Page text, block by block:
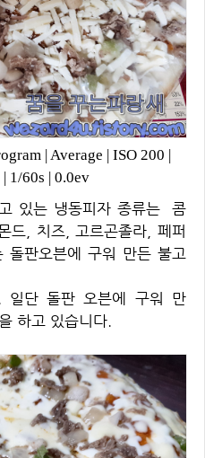
|Average | ISO 200 |
| 1/60s | 0.0ev
드, 치즈, 고르곤졸라, 페퍼
돌판오븐에 구워 만든 불고
하고 있습니다.